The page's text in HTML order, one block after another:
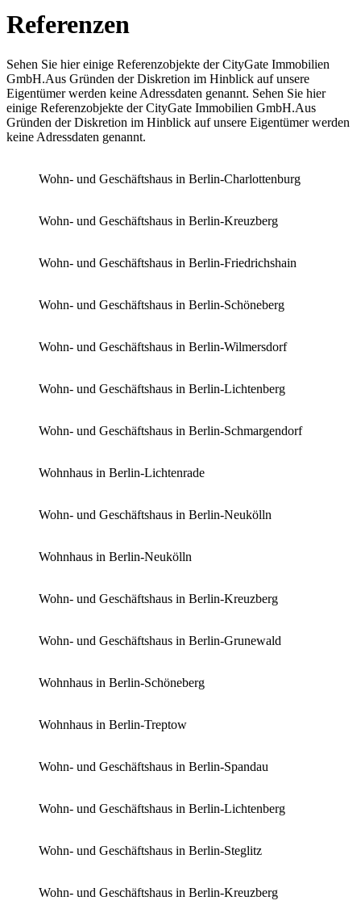
Referenzen
Sehen Sie hier einige Referenzobjekte der CityGate Immobilien
GmbH.Aus Gründen der Diskretion im Hinblick auf unsere
Eigentümer werden keine Adressdaten genannt. Sehen Sie hier
einige Referenzobjekte der CityGate Immobilien GmbH.Aus
Gründen der Diskretion im Hinblick auf unsere Eigentümer werden
keine Adressdaten genannt.
Wohn- und Geschäftshaus in Berlin-Charlottenburg
Wohn- und Geschäftshaus in Berlin-Kreuzberg
Wohn- und Geschäftshaus in Berlin-Friedrichshain
Wohn- und Geschäftshaus in Berlin-Schöneberg
Wohn- und Geschäftshaus in Berlin-Wilmersdorf
Wohn- und Geschäftshaus in Berlin-Lichtenberg
Wohn- und Geschäftshaus in Berlin-Schmargendorf
Wohnhaus in Berlin-Lichtenrade
Wohn- und Geschäftshaus in Berlin-Neukölln
Wohnhaus in Berlin-Neukölln
Wohn- und Geschäftshaus in Berlin-Kreuzberg
Wohn- und Geschäftshaus in Berlin-Grunewald
Wohnhaus in Berlin-Schöneberg
Wohnhaus in Berlin-Treptow
Wohn- und Geschäftshaus in Berlin-Spandau
Wohn- und Geschäftshaus in Berlin-Lichtenberg
Wohn- und Geschäftshaus in Berlin-Steglitz
Wohn- und Geschäftshaus in Berlin-Kreuzberg